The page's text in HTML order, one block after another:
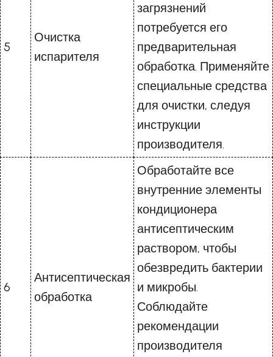
5
Очистка
испарителя
загрязнений
потребуется его
предварительная
обработка. Применяйте
специальные средства
для очистки, следуя
инструкции
производителя.
6
Антисептическая
обработка
Обработайте все
внутренние элементы
кондиционера
антисептическим
раствором, чтобы
обезвредить бактерии
и микробы.
Соблюдайте
рекомендации
производителя